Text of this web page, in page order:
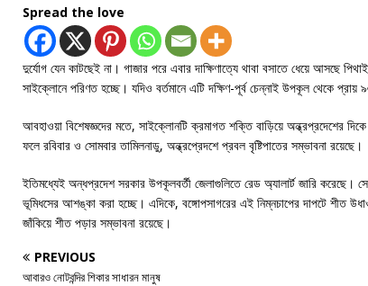
Spread the love
দুর্যোগ যেন কাটছেই না। গাজার পরে এবার দাক্ষিণাত্যে থাবা বসাতে ধেয়ে আসছে
সাইক্লোনে পরিণত হচ্ছে। যদিও বর্তমানে এটি দক্ষিণ-পূর্ব চেন্নাই উপকূল থেকে প্রায়
আবহাওয়া বিশেষজ্ঞদের মতে, সাইক্লোনটি ক্রমাগত শক্তি বাড়িয়ে অন্ধ্রপ্রদেশের
ফলে রবিবার ও সোমবার তামিলনাডু, অন্ধ্রপ্রেদশে প্রবল বৃষ্টিপাতের সম্ভাবনা রয়েছে।
ইতিমধ্যেই অন্ধপ্রদেশ সরকার উপকূলবর্তী জেলাগুলিতে রেড অ্যালার্ট জারি করেছে।
ভূমিধসের আশঙ্কা করা হচ্ছে। এদিকে, বঙ্গোপসাগরের এই নিম্নচাপের দাপটে শীত
জাঁকিয়ে শীত পড়ার সম্ভাবনা রয়েছে।
PREVIOUS
আবারও নোটবন্দির শিকার সাধারন মানুষ